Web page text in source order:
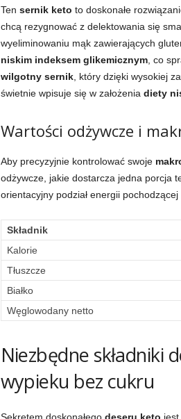
Ten sernik keto to doskonałe
chcą rezygnować z delektowania się
wyeliminowaniu mąk zawierających
niskim indeksem glikemicznym, co
wilgotny sernik, który dzięki wysokiej
świetnie wpisuje się w założenia diety
Wartości odżywcze i
Aby precyzyjnie kontrolować swoje
odżywcze, jakie dostarcza jedna porcja
orientacyjny podział energii
Składnik
Kalorie
Tłuszcze
Białko
Węglowodany netto
Niezbędne składniki
wypieku bez cukru